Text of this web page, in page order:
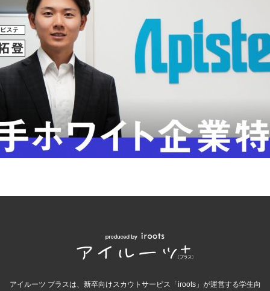
アイルーツ プラスは、新卒向けスカウトサービス「iroots」が運営する学生向